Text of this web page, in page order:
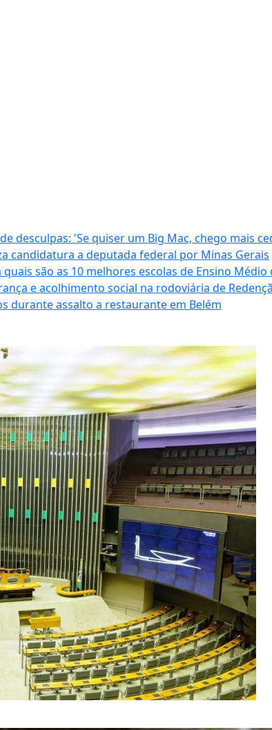
desculpas: 'Se quiser um Big Mac, chego mais
candidatura a deputada federal por Minas Gerais
quais são as 10 melhores escolas de Ensino
e acolhimento social na rodoviária de
durante assalto a restaurante em Belém